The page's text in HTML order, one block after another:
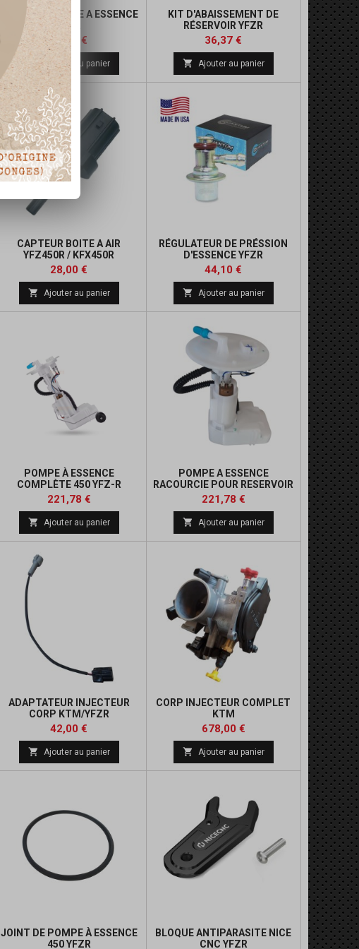
FILTRE DE POMPE A ESSENCE
YFZR
Prix
12,00 €
 Ajouter au panier
KIT D'ABAISSEMENT DE
RÉSERVOIR YFZR
Prix
36,37 €
 Ajouter au panier
CAPTEUR BOITE A AIR
YFZ450R / KFX450R
Prix
28,00 €
 Ajouter au panier
RÉGULATEUR DE PRÉSSION
D'ESSENCE YFZR
Prix
44,10 €
base
 Ajouter au panier
POMPE À ESSENCE
COMPLÈTE 450 YFZ-R
Prix
221,78 €Prix
de
base
 Ajouter au panier
POMPE A ESSENCE
RACOURCIE POUR RESERVOIR
GROS VOLUME 450 YFZR
Prix
221,78 €Prix
de
base
 Ajouter au panier
ADAPTATEUR INJECTEUR
CORP KTM/YFZR
Prix
42,00 €
 Ajouter au panier
CORP INJECTEUR COMPLET
KTM
Prix
678,00 €
 Ajouter au panier
JOINT DE POMPE À ESSENCE
450 YFZR
BLOQUE ANTIPARASITE NICE
CNC YFZR